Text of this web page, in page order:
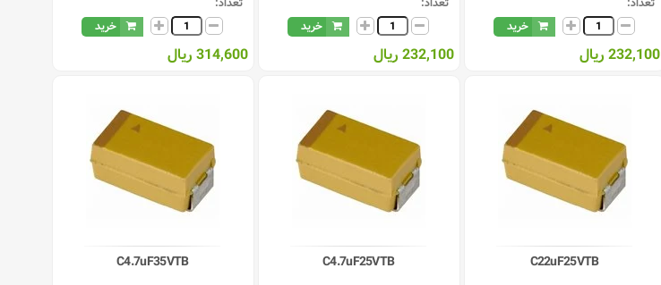
خرید
232,100 ریال
خرید
232,100 ریال
خرید
314,600 ریال
C22uF25VTB
C4.7uF25VTB
C4.7uF35VTB